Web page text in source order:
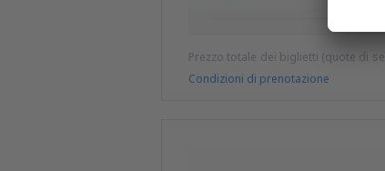
Prezzo totale dei biglietti (quote di
Condizioni di prenotazione